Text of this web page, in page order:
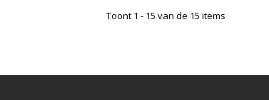
Toont 1 - 15 van de 15 items